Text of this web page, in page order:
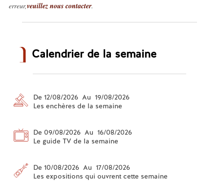
erreur,veuillez nous contacter.
Calendrier de la semaine
De 12/08/2026 Au 19/08/2026
Les enchères de la semaine
De 09/08/2026 Au 16/08/2026
Le guide TV de la semaine
De 10/08/2026 Au 17/08/2026
Les expositions qui ouvrent cette semaine